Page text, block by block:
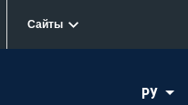
Сайты
РУ